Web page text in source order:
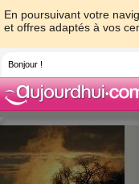
En poursuivant votre
et offres adaptés à vos
Bonjour !